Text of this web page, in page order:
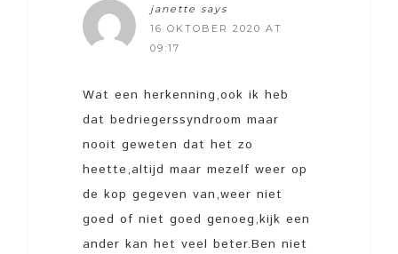
janette says
16 OKTOBER 2020 AT
09:17
Wat een herkenning,ook ik heb
dat bedriegerssyndroom maar
nooit geweten dat het zo
heette,altijd maar mezelf weer op
de kop gegeven van,weer niet
goed of niet goed genoeg,kijk een
ander kan het veel beter.Ben niet